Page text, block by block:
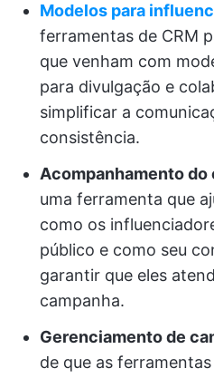
Modelos para
ferramentas de CRM
que venham com
para divulgação e
simplificar a
consistência.
Acompanhamento do
uma ferramenta que
como os
público e como seu
garantir que eles
campanha.
Gerenciamento de
de que as